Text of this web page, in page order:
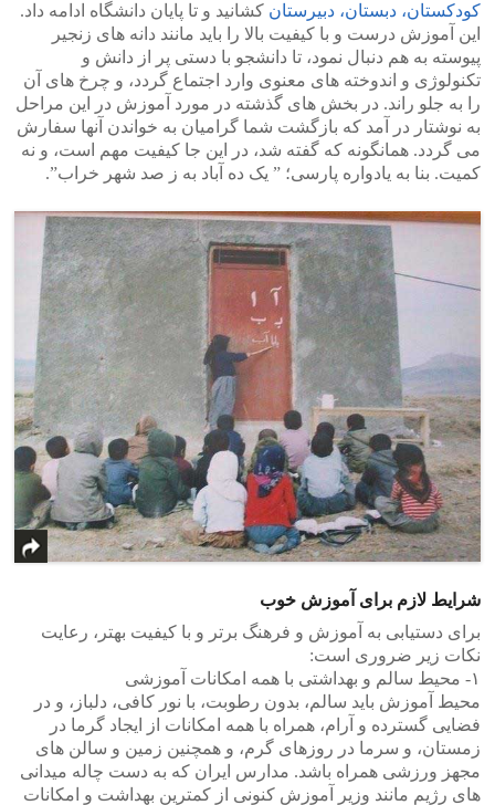
کودکستان، دبستان، دبیرستان کشانید و تا پایان دانشگاه ادامه داد.
این آموزش درست و با کیفیت بالا را باید مانند دانه های زنجیر
پیوسته به هم دنبال نمود، تا دانشجو با دستی پر از دانش و
تکنولوژی و اندوخته های معنوی وارد اجتماع گردد، و چرخ های آن
را به جلو راند. در بخش های گذشته در مورد آموزش در این مراحل
به نوشتار در آمد که بازگشت شما گرامیان به خواندن آنها سفارش
می گردد. همانگونه که گفته شد، در این جا کیفیت مهم است، و نه
کمیت. بنا به یادواره پارسی؛ ” یک ده آباد به ز صد شهر خراب”.
شرایط لازم برای آموزش خوب
برای دستیابی به آموزش و فرهنگ برتر و با کیفیت بهتر، رعایت
نکات زیر ضروری است:
۱- محیط سالم و بهداشتی با همه امکانات آموزشی
محیط آموزش باید سالم، بدون رطوبت، با نور کافی، دلباز، و در
فضایی گسترده و آرام، همراه با همه امکانات از ایجاد گرما در
زمستان، و سرما در روزهای گرم، و همچنین زمین و سالن های
مجهز ورزشی همراه باشد. مدارس ایران که به دست چاله میدانی
های رژیم مانند وزیر آموزش کنونی از کمترین بهداشت و امکانات